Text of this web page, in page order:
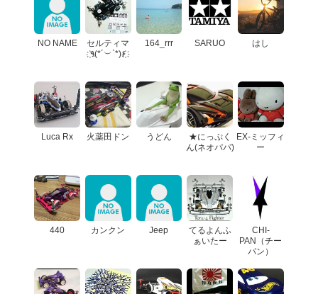
NO NAME
セルティマ
҉٩(*´︶`*)۶҉
164_rrr SARUO はし
Luca Rx 火薬田ドン うどん
★にっぷく
ん(ネオパパ)
EX-ミッフィ
ー
440 カンクン Jeep
てるよんふ
ぁいたー
CHI-
PAN（チー
パン）